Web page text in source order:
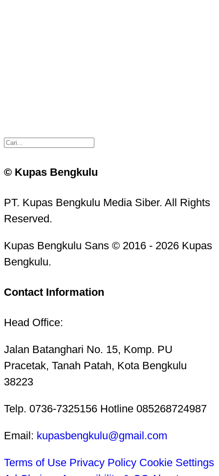
© Kupas Bengkulu
PT. Kupas Bengkulu Media Siber. All Rights
Reserved.
Kupas Bengkulu Sans © 2016 - 2026 Kupas
Bengkulu.
Contact Information
Head Office:
Jalan Batanghari No. 15, Komp. PU
Pracetak, Tanah Patah, Kota Bengkulu
38223
Telp. 0736-7325156 Hotline 085268724987
Email: kupasbengkulu@gmail.com
Terms of Use Privacy Policy Cookie Settings